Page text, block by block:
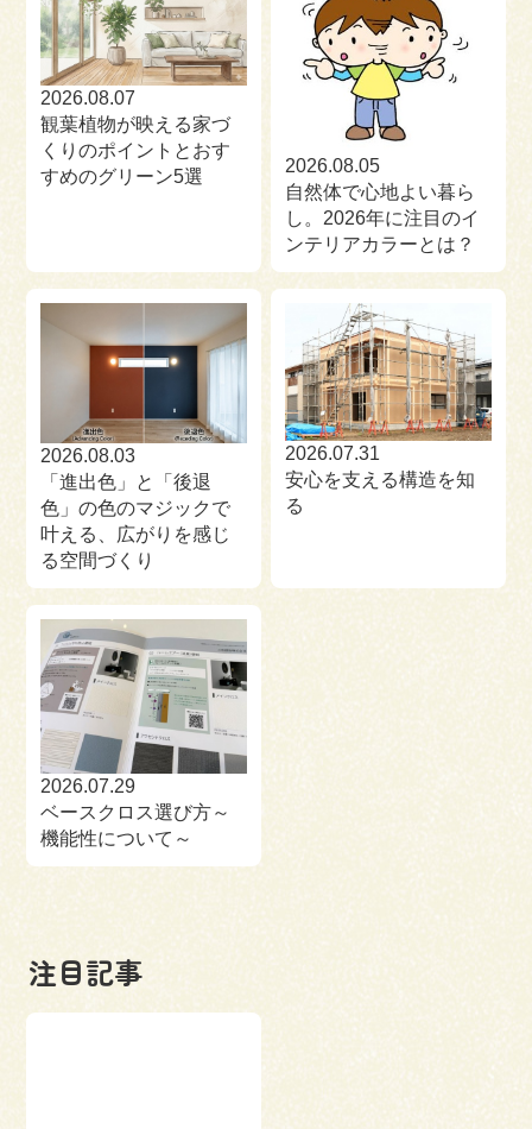
2026.08.07
観葉植物が映える家づ
くりのポイントとおす
すめのグリーン5選
2026.08.05
自然体で心地よい暮ら
し。2026年に注目のイ
ンテリアカラーとは？
2026.08.03
「進出色」と「後退
色」の色のマジックで
叶える、広がりを感じ
る空間づくり
2026.07.31
安心を支える構造を知
る
2026.07.29
ベースクロス選び方～
機能性について～
注目記事